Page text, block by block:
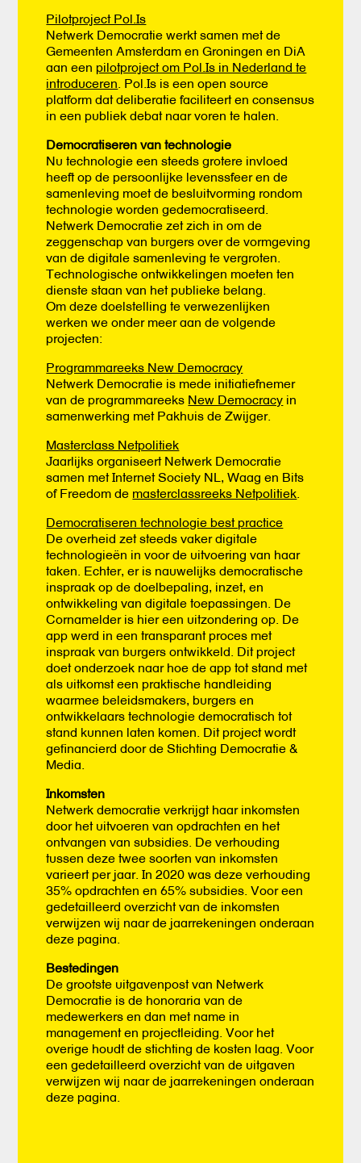
Pilotproject Pol.Is
Netwerk Democratie werkt samen met de
Gemeenten Amsterdam en Groningen en DiA
aan een pilotproject om Pol.Is in Nederland te
introduceren . Pol.Is is een open source
platform dat deliberatie faciliteert en consensus
in een publiek debat naar voren te halen.
Democratiseren van technologie
Nu technologie een steeds grotere invloed
heeft op de persoonlijke levenssfeer en de
samenleving moet de besluitvorming rondom
technologie worden gedemocratiseerd.
Netwerk Democratie zet zich in om de
zeggenschap van burgers over de vormgeving
van de digitale samenleving te vergroten.
Technologische ontwikkelingen moeten ten
dienste staan van het publieke belang.
Om deze doelstelling te verwezenlijken
werken we onder meer aan de volgende
projecten:
Programmareeks New Democracy
Netwerk Democratie is mede initiatiefnemer
van de programmareeks New Democracy in
samenwerking met Pakhuis de Zwijger.
Masterclass Netpolitiek
Jaarlijks organiseert Netwerk Democratie
samen met Internet Society NL, Waag en Bits
of Freedom de masterclassreeks Netpolitiek
Democratiseren technologie best practice
De overheid zet steeds vaker digitale
technologieën in voor de uitvoering van haar
taken. Echter, er is nauwelijks democratische
inspraak op de doelbepaling, inzet, en
ontwikkeling van digitale toepassingen. De
Cornamelder is hier een uitzondering op. De
app werd in een transparant proces met
inspraak van burgers ontwikkeld. Dit project
doet onderzoek naar hoe de app tot stand met
als uitkomst een praktische handleiding
waarmee beleidsmakers, burgers en
ontwikkelaars technologie democratisch tot
stand kunnen laten komen. Dit project wordt
gefinancierd door de Stichting Democratie &
Media.
Inkomsten
Netwerk democratie verkrijgt haar inkomsten
door het uitvoeren van opdrachten en het
ontvangen van subsidies. De verhouding
tussen deze twee soorten van inkomsten
varieert per jaar. In 2020 was deze verhouding
35% opdrachten en 65% subsidies. Voor een
gedetailleerd overzicht van de inkomsten
verwijzen wij naar de jaarrekeningen onderaan
deze pagina.
Bestedingen
De grootste uitgavenpost van Netwerk
Democratie is de honoraria van de
medewerkers en dan met name in
management en projectleiding. Voor het
overige houdt de stichting de kosten laag. Voor
een gedetailleerd overzicht van de uitgaven
verwijzen wij naar de jaarrekeningen onderaan
deze pagina.